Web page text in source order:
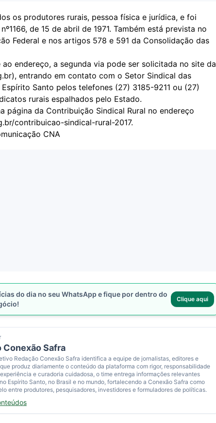
os produtores rurais, pessoa física e jurídica, e foi
de 15 de abril de 1971. Também está prevista no
Federal e nos artigos 578 e 591 da Consolidação das
ao endereço, a segunda via pode ser solicitada no site da
entrando em contato com o Setor Sindical das
Santo pelos telefones (27) 3185-9211 ou (27)
rurais espalhados pelo Estado.
página da Contribuição Sindical Rural no endereço
contribuicao-sindical-rural-2017.
CNA
do dia no seu WhatsApp e fique por dentro do
Clique aqui
Conexão Safra
Redação Conexão Safra identifica a equipe de jornalistas, editores e
produz diariamente o conteúdo da plataforma com rigor, responsabilidade
e curadoria cuidadosa, o time entrega informações relevantes
Espírito Santo, no Brasil e no mundo, fortalecendo a Conexão Safra como
entre produtores, pesquisadores, investidores e formuladores de políticas.